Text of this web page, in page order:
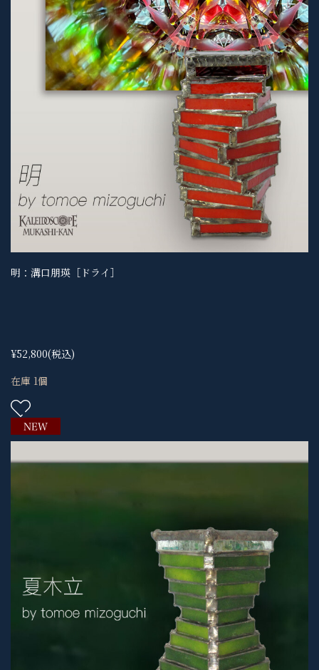
明：溝口朋瑛［ドライ］
¥52,800(税込)
在庫 1個